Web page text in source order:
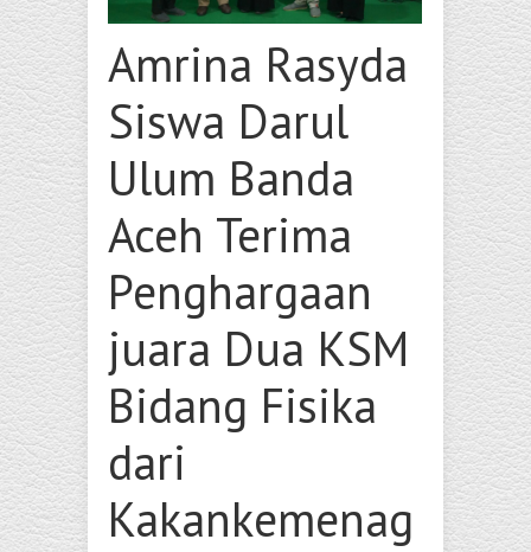
Amrina Rasyda
Siswa Darul
Ulum Banda
Aceh Terima
Penghargaan
juara Dua KSM
Bidang Fisika
dari
Kakankemenag